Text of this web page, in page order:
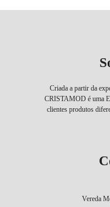
Criada a partir da
CRISTAMOD é uma
clientes produtos
Vereda